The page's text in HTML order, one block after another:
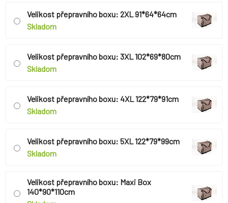
Velikost přepravního boxu: 2XL 91*64*64cm
Skladom
Velikost přepravního boxu: 3XL 102*69*80cm
Skladom
Velikost přepravního boxu: 4XL 122*79*91cm
Skladom
Velikost přepravního boxu: 5XL 122*79*99cm
Skladom
Velikost přepravního boxu: Maxi Box
140*90*110cm